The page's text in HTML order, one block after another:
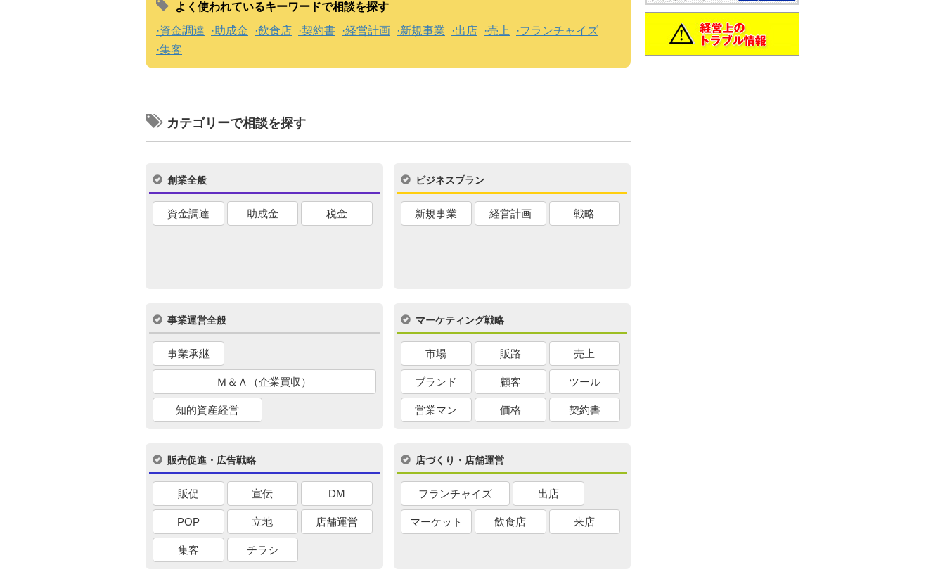
よく使われているキーワードで相談を探す
資金調達
助成金 飲食店 契約書 経営計画 新規事業 出店 売上
フランチャイズ
集客
カテゴリーで相談を探す
創業全般
資金調達 助成金 税金
ビジネスプラン
新規事業 経営計画 戦略
事業運営全般
事業承継
Ｍ＆Ａ（企業買収）
知的資産経営
マーケティング戦略
市場 販路 売上
ブランド 顧客 ツール
営業マン 価格 契約書
販売促進・広告戦略
販促 宣伝 DM
POP 立地 店舗運営
集客 チラシ
店づくり・店舗運営
フランチャイズ 出店
マーケット 飲食店 来店